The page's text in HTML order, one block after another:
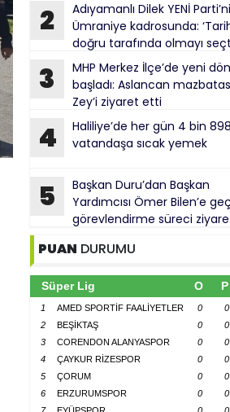
2
Adıyamanlı Dilek YENİ
Ümraniye kadrosunda:
doğru tarafında olmayı
3
MHP Merkez İlçe’de yeni
başladı: Aslancan
Zey’i ziyaret etti
4
Haliliye’de her gün 4 bin 898
vatandaşa sıcak yemek
5
Başkan Duru’dan Başkan
Yardımcısı Ömer Bilen’e
görevlendirme süreci
PUAN DURUMU
Süper Lig O P
1 AMED SPORTİF FAALİYETLER 0
0
2
BEŞİKTAŞ 0
0
3
CORENDON ALANYASPOR 0
0
4
ÇAYKUR RİZESPOR 0
0
5
ÇORUM 0
0
6
ERZURUMSPOR 0
0